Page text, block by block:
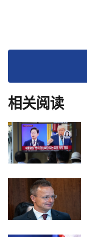
相关阅读